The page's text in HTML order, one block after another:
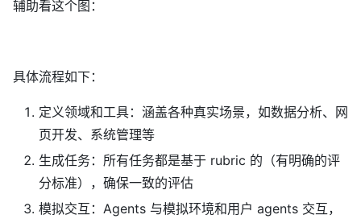
辅助看这个图：
具体流程如下：
定义领域和工具：涵盖各种真实场景，如数据分析、网
页开发、系统管理等
生成任务：所有任务都是基于 rubric 的（有明确的评
分标准），确保一致的评估
模拟交互：Agents 与模拟环境和用户 agents 交互，